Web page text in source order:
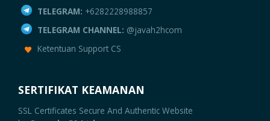
TELEGRAM: +6282228988857
TELEGRAM CHANNEL: @javah2hcom
Ketentuan Support CS
SERTIFIKAT KEAMANAN
SSL Certificates Secure And Authentic Website